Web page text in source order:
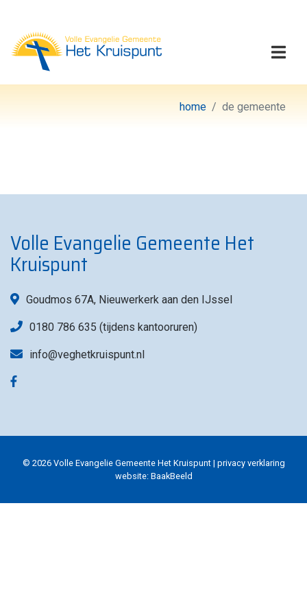
Volle Evangelie
home de gemeente
Volle Evangelie Gemeente Het
Kruispunt
Goudmos 67A, Nieuwerkerk aan den IJssel
0180 786 635 (tijdens kantooruren)
info@veghetkruispunt.nl
© 2026 Volle Evangelie Gemeente Het Kruispunt | privacy verklaring
website: BaakBeeld